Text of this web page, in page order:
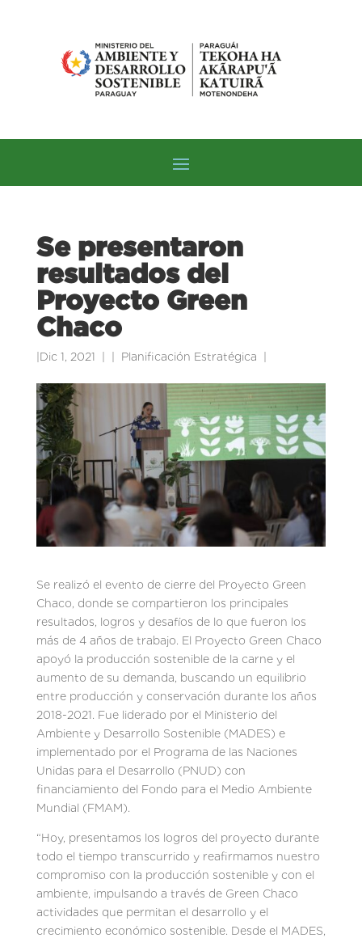
Se presentaron
resultados del
Proyecto Green
Chaco
Dic 1, 2021 Planificación Estratégica
Se realizó el evento de cierre del Proyecto Green
Chaco, donde se compartieron los principales
resultados, logros y desafíos de lo que fueron los
más de 4 años de trabajo. El Proyecto Green Chaco
apoyó la producción sostenible de la carne y el
aumento de su demanda, buscando un equilibrio
entre producción y conservación durante los años
2018-2021. Fue liderado por el Ministerio del
Ambiente y Desarrollo Sostenible (MADES) e
implementado por el Programa de las Naciones
Unidas para el Desarrollo (PNUD) con
financiamiento del Fondo para el Medio Ambiente
Mundial (FMAM).
“Hoy, presentamos los logros del proyecto durante
todo el tiempo transcurrido y reafirmamos nuestro
compromiso con la producción sostenible y con el
ambiente, impulsando a través de Green Chaco
actividades que permitan el desarrollo y el
crecimiento económico sostenible. Desde el MADES,